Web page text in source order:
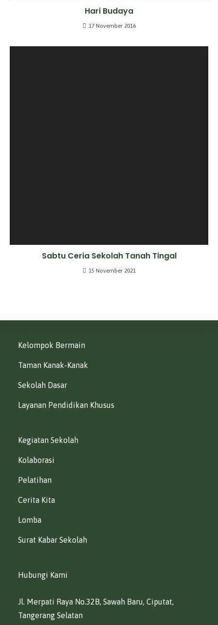
Hari Budaya
17 November 2016
Sabtu Ceria Sekolah Tanah Tingal
15 November 2021
Kelompok Bermain
Taman Kanak-Kanak
Sekolah Dasar
Layanan Pendidikan Khusus
Kegiatan Sekolah
Kolaborasi
Pelatihan
Cerita Kita
Lomba
Surat Kabar Sekolah
Hubungi Kami
Jl. Merpati Raya No.32B, Sawah Baru, Ciputat,
Tangerang Selatan